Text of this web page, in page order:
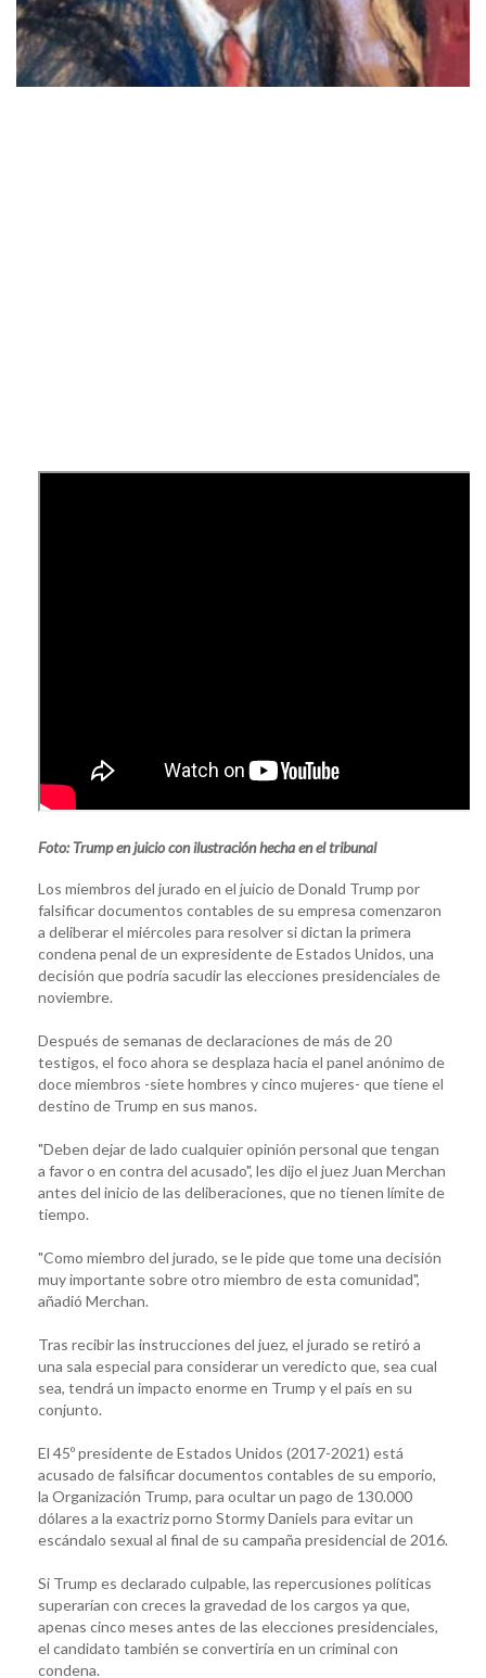
Foto: Trump en juicio con ilustración hecha en el tribunal
Los miembros del jurado en el juicio de Donald Trump por
falsificar documentos contables de su empresa comenzaron
a deliberar el miércoles para resolver si dictan la primera
condena penal de un expresidente de Estados Unidos, una
decisión que podría sacudir las elecciones presidenciales de
noviembre.
Después de semanas de declaraciones de más de 20
testigos, el foco ahora se desplaza hacia el panel anónimo de
doce miembros -siete hombres y cinco mujeres- que tiene el
destino de Trump en sus manos.
"Deben dejar de lado cualquier opinión personal que tengan
a favor o en contra del acusado", les dijo el juez Juan Merchan
antes del inicio de las deliberaciones, que no tienen límite de
tiempo.
"Como miembro del jurado, se le pide que tome una decisión
muy importante sobre otro miembro de esta comunidad",
añadió Merchan.
Tras recibir las instrucciones del juez, el jurado se retiró a
una sala especial para considerar un veredicto que, sea cual
sea, tendrá un impacto enorme en Trump y el país en su
conjunto.
El 45º presidente de Estados Unidos (2017-2021) está
acusado de falsificar documentos contables de su emporio,
la Organización Trump, para ocultar un pago de 130.000
dólares a la exactriz porno Stormy Daniels para evitar un
escándalo sexual al final de su campaña presidencial de 2016.
Si Trump es declarado culpable, las repercusiones políticas
superarían con creces la gravedad de los cargos ya que,
apenas cinco meses antes de las elecciones presidenciales,
el candidato también se convertiría en un criminal con
condena.